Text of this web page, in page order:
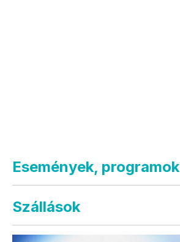
Események, programok
Szállások